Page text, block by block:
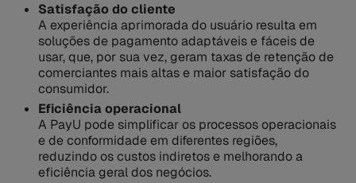
Satisfação do cliente
A experiência aprimorada do usuário resulta em
soluções de pagamento adaptáveis e fáceis de
usar, que, por sua vez, geram taxas de retenção de
comerciantes mais altas e maior satisfação do
consumidor.
Eficiência operacional
A PayU pode simplificar os processos operacionais
e de conformidade em diferentes regiões,
reduzindo os custos indiretos e melhorando a
eficiência geral dos negócios.